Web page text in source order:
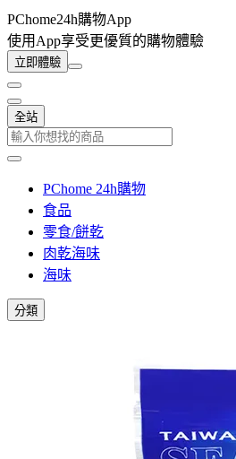
PChome24h購物App
使用App享受更優質的購物體驗
立即體驗
全站
PChome 24h購物
食品
零食/餅乾
肉乾海味
海味
分類